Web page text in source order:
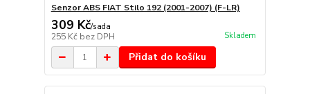
Senzor ABS FIAT Stilo 192 (2001-2007) (F-LR)
309 Kč/sada
255 Kč bez DPH Skladem
Přidat do košíku